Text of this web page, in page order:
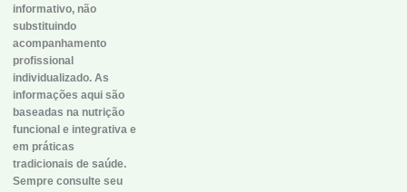
informativo, não
substituindo
acompanhamento
profissional
individualizado. As
informações aqui são
baseadas na nutrição
funcional e integrativa e
em práticas
tradicionais de saúde.
Sempre consulte seu